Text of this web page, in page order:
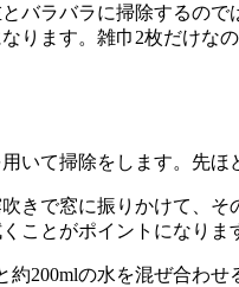
バラバラに掃除するの
ります。雑巾2枚だけな
いて掃除をします。先
きで窓に振りかけて、
ことがポイントになり
約200mlの水を混ぜ合わ